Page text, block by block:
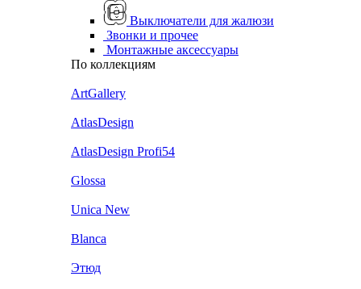
Выключатели для жалюзи
Звонки и прочее
Монтажные аксессуары
По коллекциям
ArtGallery
AtlasDesign
AtlasDesign Profi54
Glossa
Unica New
Blanca
Этюд